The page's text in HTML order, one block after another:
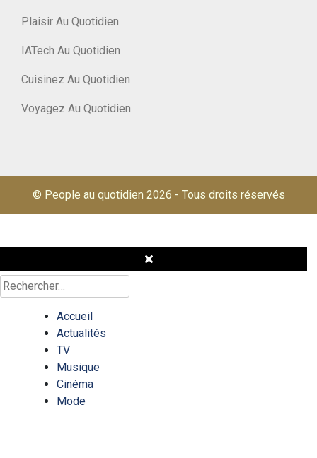
Plaisir Au Quotidien
IATech Au Quotidien
Cuisinez Au Quotidien
Voyagez Au Quotidien
© People au quotidien 2026 - Tous droits réservés
Rechercher :
Accueil
Actualités
TV
Musique
Cinéma
Mode